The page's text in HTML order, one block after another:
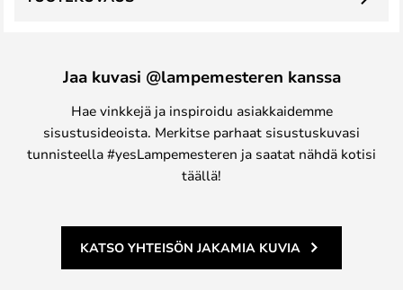
Jaa kuvasi @lampemesteren kanssa
Hae vinkkejä ja inspiroidu asiakkaidemme
sisustusideoista. Merkitse parhaat sisustuskuvasi
tunnisteella #yesLampemesteren ja saatat nähdä kotisi
täällä!
KATSO YHTEISÖN JAKAMIA KUVIA